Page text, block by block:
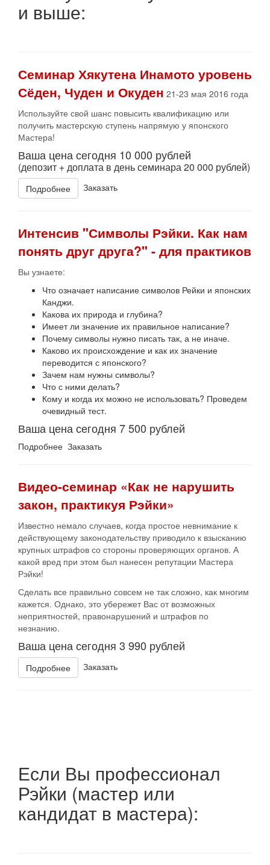
и выше:
Семинар Хякутена Инамото уровень
Сёден, Чуден и Окуден 21-23 мая 2016 года
Используйте свой шанс повысить квалификацию или
получить мастерскую ступень напрямую у японского
Мастера!
Ваша цена сегодня 10 000 рублей
(депозит + доплата в день семинара 20 000 рублей)
Подробнее Заказать
Интенсив "Символы Рэйки. Как нам
понять друг друга?" - для практиков
Вы узнаете:
Что означает написание символов Рейки и японских
Канджи.
Какова их природа и глубина?
Имеет ли значение их правильное написание?
Почему символы нужно писать так, а не иначе.
Каково их происхождение и как их значение
переводится с японского?
Зачем нам нужны символы?
Что с ними делать?
Кому и когда их можно не использовать? Проведем
очевидный тест.
Ваша цена сегодня 7 500 рублей
Подробнее Заказать
Видео-семинар «Как не нарушить
закон, практикуя Рэйки»
Известно немало случаев, когда простое невнимание к
действующему законодательству приводило к взысканию
крупных штрафов со стороны проверяющих органов. А
какой вред при этом был нанесен репутации Мастера
Рэйки!
Сделать все правильно совсем не так сложно, как многим
кажется. Однако, это убережет Вас от возможных
неприятностей, правонарушений и штрафов по
незнанию.
Ваша цена сегодня 3 990 рублей
Подробнее Заказать
Если Вы профессионал
Рэйки (мастер или
кандидат в мастера):